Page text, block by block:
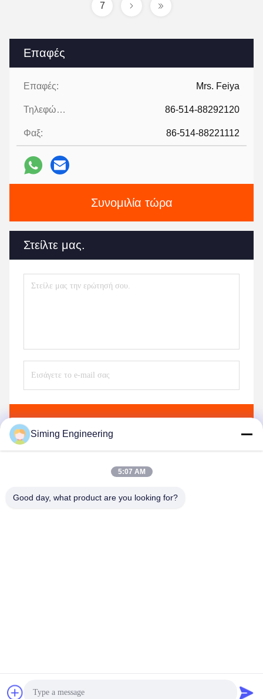
Επαφές
Επαφές: Mrs. Feiya
Τηλεφώνημα: 86-514-88292120
Φαξ: 86-514-88221112
Συνομιλία τώρα
Στείλτε μας.
7
Siming Engineering
5:07 AM
Good day, what product are you looking for?